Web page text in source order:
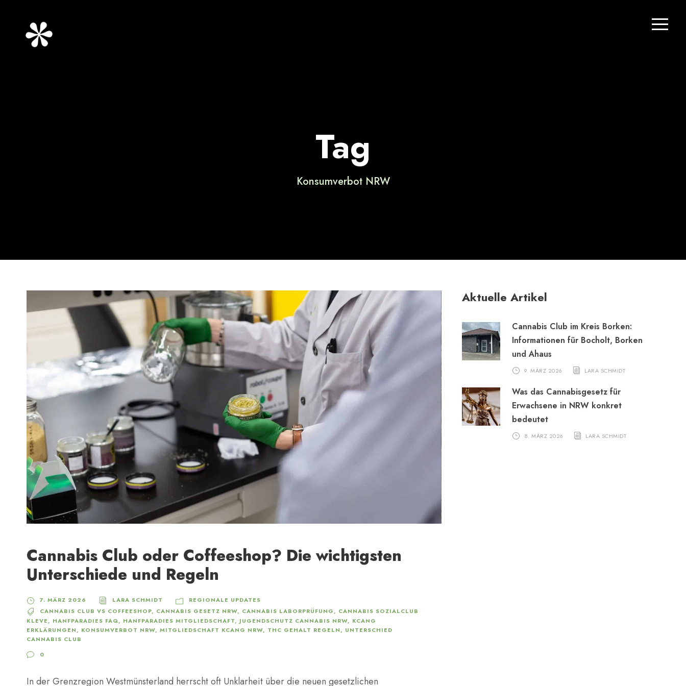
Tag
Konsumverbot NRW
Cannabis Club oder Coffeeshop? Die wichtigsten
Unterschiede und Regeln
7. MÄRZ 2026 LARA SCHMIDT
REGIONALE UPDATES
CANNABIS CLUB VS COFFEESHOP, CANNABIS GESETZ NRW, CANNABIS LABORPRÜFUNG, CANNABIS SOZIALCLUB
KLEVE, HANFPARADIES FAQ, HANFPARADIES MITGLIEDSCHAFT, JUGENDSCHUTZ CANNABIS NRW, KCANG
ERKLÄRUNGEN, KONSUMVERBOT NRW, MITGLIEDSCHAFT KCANG NRW, THC GEHALT REGELN, UNTERSCHIED
CANNABIS CLUB
0
In der Grenzregion Westmünsterland herrscht oft Unklarheit über die neuen gesetzlichen
Aktuelle Artikel
Cannabis Club im Kreis Borken:
Informationen für Bocholt, Borken
und Ahaus
9. MÄRZ 2026 LARA SCHMIDT
Was das Cannabisgesetz für
Erwachsene in NRW konkret
bedeutet
8. MÄRZ 2026 LARA SCHMIDT